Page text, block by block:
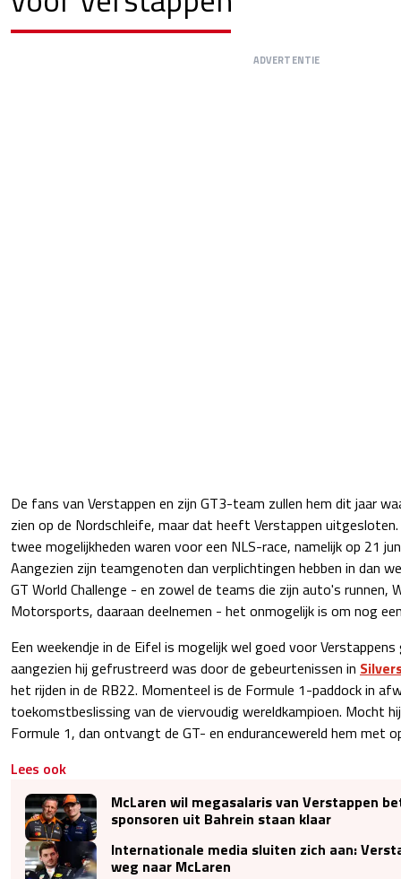
ADVERTENTIE
De fans van Verstappen en zijn GT3-team zullen hem dit jaar
zien op de Nordschleife, maar dat heeft Verstappen
twee mogelijkheden waren voor een NLS-race, namelijk op 21
Aangezien zijn teamgenoten dan verplichtingen hebben in dan
GT World Challenge - en zowel de teams die zijn auto's runnen,
Motorsports, daaraan deelnemen - het onmogelijk is om nog
Een weekendje in de Eifel is mogelijk wel goed voor
aangezien hij gefrustreerd was door de gebeurtenissen in
het rijden in de RB22. Momenteel is de Formule 1-paddock in
toekomstbeslissing van de viervoudig wereldkampioen. Mocht
Formule 1, dan ontvangt de GT- en endurancewereld hem met
Lees ook
McLaren wil megasalaris van Verstappen
sponsoren uit Bahrein staan klaar
Internationale media sluiten zich aan:
weg naar McLaren